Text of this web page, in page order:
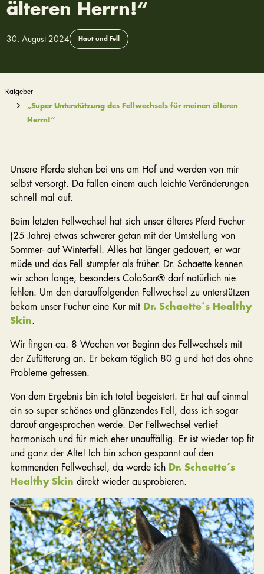
älteren Herrn!“
30. August 2024 Haut und Fell
Ratgeber
„Super Unterstützung des Fellwechsels für meinen älteren
Herrn!“
Unsere Pferde stehen bei uns am Hof und werden von mir
selbst versorgt. Da fallen einem auch leichte Veränderungen
schnell mal auf.
Beim letzten Fellwechsel hat sich unser älteres Pferd Fuchur
(25 Jahre) etwas schwerer getan mit der Umstellung von
Sommer- auf Winterfell. Alles hat länger gedauert, er war
müde und das Fell stumpfer als früher. Dr. Schaette kennen
wir schon lange, besonders ColoSan® darf natürlich nie
fehlen. Um den darauffolgenden Fellwechsel zu unterstützen
bekam unser Fuchur eine Kur mit Dr. Schaette´s Healthy
Skin.
Wir fingen ca. 8 Wochen vor Beginn des Fellwechsels mit
der Zufütterung an. Er bekam täglich 80 g und hat das ohne
Probleme gefressen.
Von dem Ergebnis bin ich total begeistert. Er hat auf einmal
ein so super schönes und glänzendes Fell, dass ich sogar
darauf angesprochen werde. Der Fellwechsel verlief
harmonisch und für mich eher unauffällig. Er ist wieder top fit
und ganz der Alte! Ich bin schon gespannt auf den
kommenden Fellwechsel, da werde ich Dr. Schaette´s
Healthy Skin direkt wieder ausprobieren.